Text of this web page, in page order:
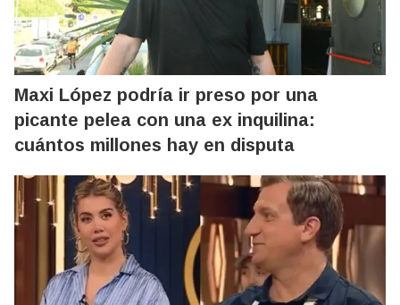
Maxi López podría ir preso por una
picante pelea con una ex inquilina:
cuántos millones hay en disputa